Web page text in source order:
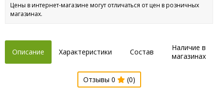
Цены в интернет-магазине могут отличаться от цен в розничных
магазинах.
Описание Характеристики Состав
Наличие в
магазинах
Отзывы 0 (0)